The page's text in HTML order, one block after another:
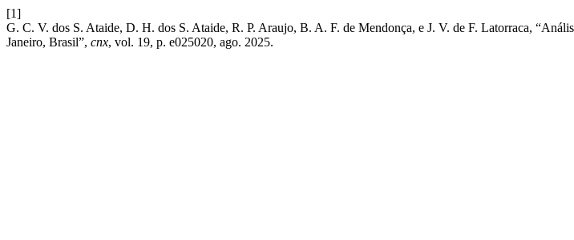
[1]
G. C. V. dos S. Ataide, D. H. dos S. Ataide, R. P. Araujo, B. A. F. de Mendonça, e J. V. de F. Latorraca,
Janeiro, Brasil”, cnx, vol. 19, p. e025020, ago. 2025.